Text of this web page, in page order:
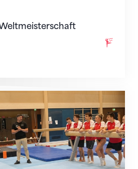
Zagreb